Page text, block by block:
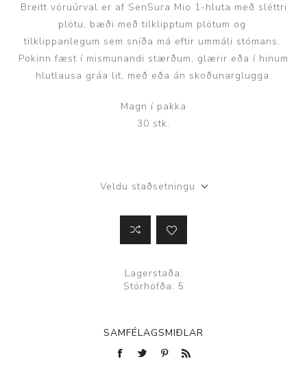
Breitt vöruúrval er af SenSura Mio 1-hluta með sléttri
plötu, bæði með tilklipptum plötum og
tilklippanlegum sem sníða má eftir ummáli stómans.
Pokinn fæst í mismunandi stærðum, glærir eða í hinum
hlutlausa gráa lit, með eða án skoðunarglugga.
Magn í pakka
30 stk.
Veldu staðsetningu
Lagerstaða:
Stórhöfða: 5
SAMFÉLAGSMIÐLAR